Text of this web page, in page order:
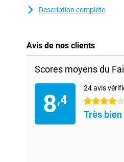
Description complète
Avis de nos clients
Scores moyens du
8,4
24 avis
4 étoiles
Très bien